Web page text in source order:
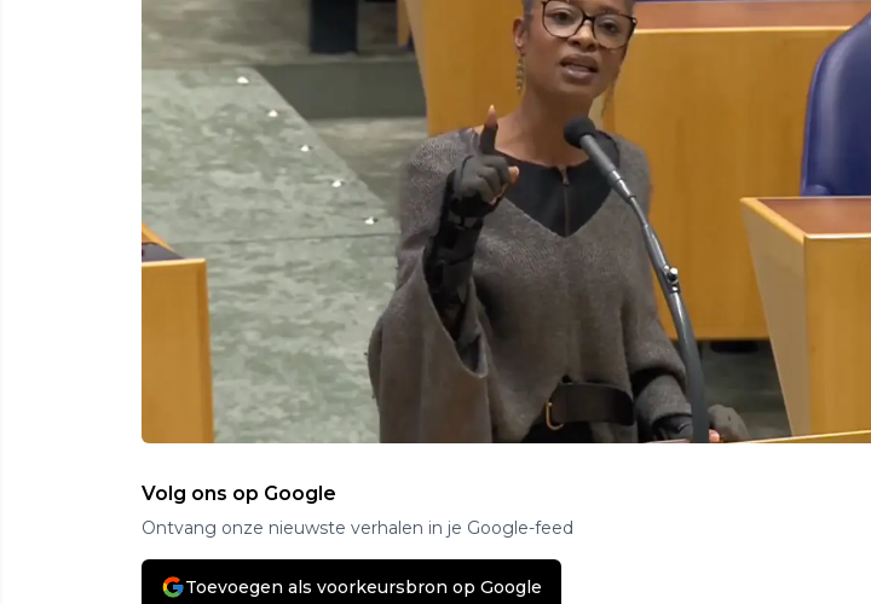
Volg ons op Google
Ontvang onze nieuwste verhalen in je Google-feed
Toevoegen als voorkeursbron op Google